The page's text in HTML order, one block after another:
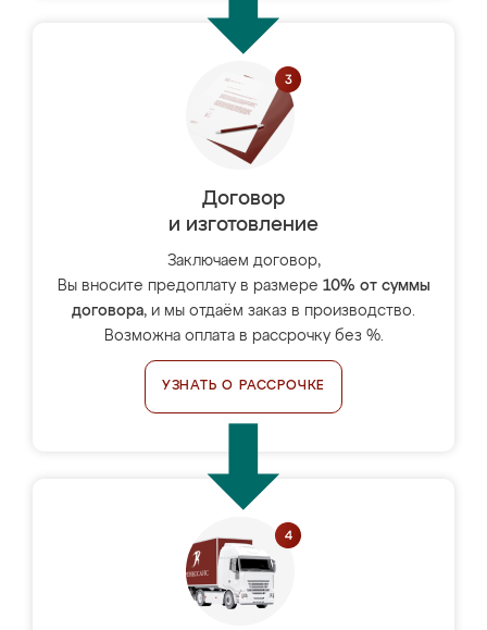
Договор
и изготовление
Заключаем договор,
Вы вносите предоплату в размере 10% от суммы
договора, и мы отдаём заказ в производство.
Возможна оплата в рассрочку без %.
УЗНАТЬ О РАССРОЧКЕ